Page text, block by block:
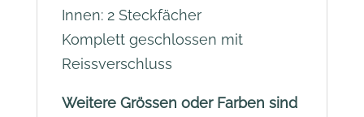
Innen: 2 Steckfächer
Komplett geschlossen mit
Reissverschluss
Weitere Grössen oder Farben sind